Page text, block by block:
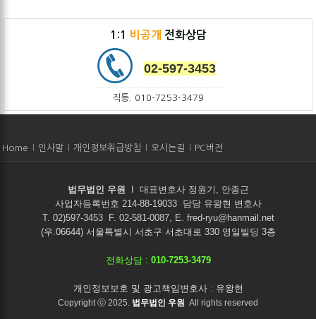
1:1 비공개 전화상담
02-597-3453
직통. 010-7253-3479
Home 인사말 개인정보취급방침 오시는길 PC버전
법무법인 우원 I 대표변호사 정원기, 안종근
사업자등록번호 214-88-19033 담당 유왕현 변호사
T. 02)597-3453 F. 02-581-0087, E. fred-ryu@hanmail.net
(우.06644) 서울특별시 서초구 서초대로 330 영일빌딩 3층
전화상담 : 010-7253-3479
개인정보보호 및 광고책임변호사 : 유왕현
Copyright ⓒ 2025. 법무법인 우원 All rights reserved